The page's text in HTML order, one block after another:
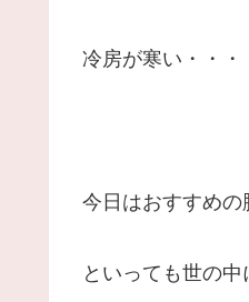
冷房が寒い・・・
今日はおすすめの
といっても世の中